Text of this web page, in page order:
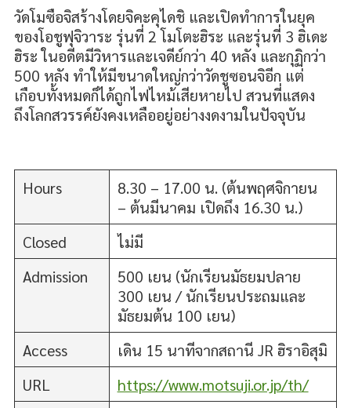
วัดโมซือจิสร้างโดยจิคะคุไดชิ และเปิดทำการในยุค
ของโอชูฟุจิวาระ รุ่นที่ 2 โมโตะฮิระ และรุ่นที่ 3 ฮิเดะ
ฮิระ ในอดีตมีวิหารและเจดีย์กว่า 40 หลัง และกุฏิกว่า
500 หลัง ทำให้มีขนาดใหญ่กว่าวัดชูซอนจิอีก แต่
เกือบทั้งหมดก็ได้ถูกไฟไหม้เสียหายไป สวนที่แสดง
ถึงโลกสวรรค์ยังคงเหลืออยู่อย่างงดงามในปัจจุบัน
Hours
8.30 – 17.00 น. (ต้นพฤศจิกายน
– ต้นมีนาคม เปิดถึง 16.30 น.)
Closed
ไม่มี
Admission
500 เยน (นักเรียนมัธยมปลาย
300 เยน / นักเรียนประถมและ
มัธยมต้น 100 เยน)
Access
เดิน 15 นาทีจากสถานี JR ฮิราอิสุมิ
URL
https://www.motsuji.or.jp/th/